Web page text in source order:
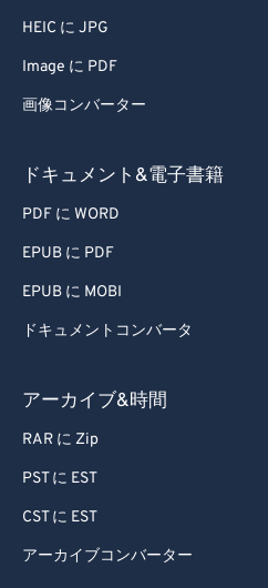
HEIC に JPG
Image に PDF
画像コンバーター
ドキュメント&電子書籍
PDF に WORD
EPUB に PDF
EPUB に MOBI
ドキュメントコンバータ
アーカイブ&時間
RAR に Zip
PST に EST
CST に EST
アーカイブコンバーター